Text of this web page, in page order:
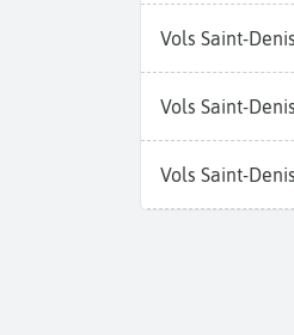
Vols Saint-
Vols Saint-
Vols Saint-